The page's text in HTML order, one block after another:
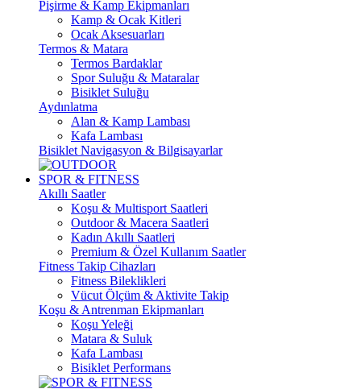
Pişirme & Kamp Ekipmanları
Kamp & Ocak Kitleri
Ocak Aksesuarları
Termos & Matara
Termos Bardaklar
Spor Suluğu & Mataralar
Bisiklet Suluğu
Aydınlatma
Alan & Kamp Lambası
Kafa Lambası
Bisiklet Navigasyon & Bilgisayarlar
SPOR & FITNESS
Akıllı Saatler
Koşu & Multisport Saatleri
Outdoor & Macera Saatleri
Kadın Akıllı Saatleri
Premium & Özel Kullanım Saatler
Fitness Takip Cihazları
Fitness Bileklikleri
Vücut Ölçüm & Aktivite Takip
Koşu & Antrenman Ekipmanları
Koşu Yeleği
Matara & Suluk
Kafa Lambası
Bisiklet Performans